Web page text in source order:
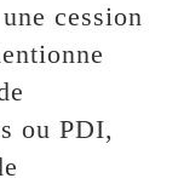
cession
ou PDI,